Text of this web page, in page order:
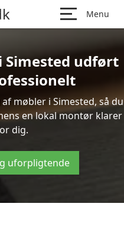
Menu
Simested udført
møbler i Simested, så du
en lokal montør klarer
dig.
uforpligtende